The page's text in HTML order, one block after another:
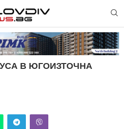
В ЮГОИЗТОЧНА